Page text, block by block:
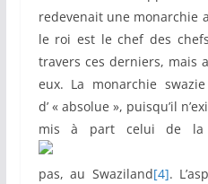
redevenait une monarchie
le roi est le chef des
travers ces derniers, mais
eux. La monarchie
d’ « absolue », puisqu’il
mis à part celui de la
pas, au Swaziland[4].